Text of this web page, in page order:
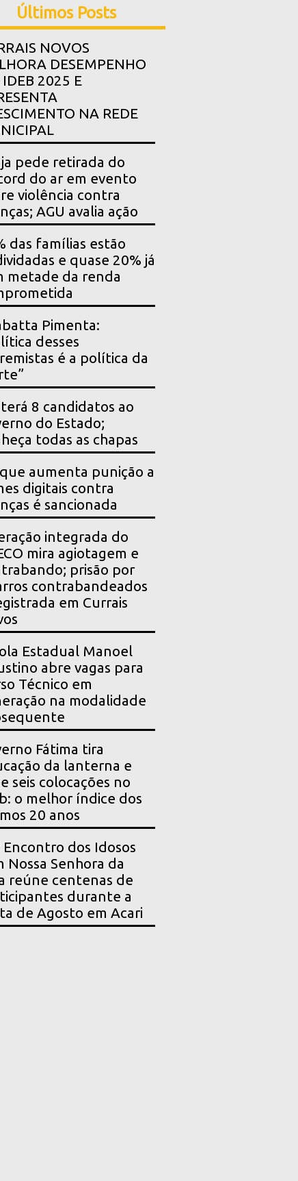
Últimos Posts
NOVOS
DESEMPENHO
2025 E
NA REDE
pede retirada do
do ar em evento
violência contra
AGU avalia ação
das famílias estão
e quase 20% já
metade da renda
Pimenta:
desses
é a política da
terá 8 candidatos ao
do Estado;
todas as chapas
aumenta punição a
digitais contra
é sancionada
integrada do
mira agiotagem e
prisão por
contrabandeados
em Currais
Estadual Manoel
abre vagas para
Técnico em
na modalidade
Fátima tira
da lanterna e
seis colocações no
o melhor índice dos
20 anos
Encontro dos Idosos
Nossa Senhora da
reúne centenas de
durante a
de Agosto em Acari